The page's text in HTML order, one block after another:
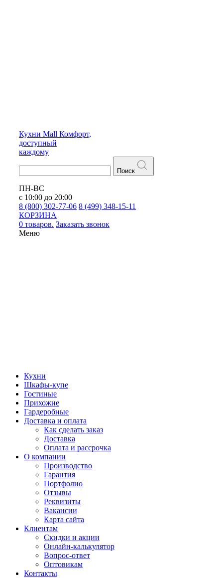
Кухни Mall Комфорт,
доступный
каждому
Поиск
ПН-ВС
с 10:00 до 20:00
8 (800) 302-77-06 8 (499) 348-15-11
КОРЗИНА
0 товаров. Заказать звонок
Меню
Кухни
Шкафы-купе
Гостиные
Прихожие
Гардеробные
Доставка и оплата
Как сделать заказ
Доставка
Оплата и рассрочка
О компании
Производство
Гарантия
Портфолио
Отзывы
Реквизиты
Вакансии
Карта сайта
Клиентам
Скидки и акции
Онлайн-калькулятор
Вопрос-ответ
Оптовикам
Контакты